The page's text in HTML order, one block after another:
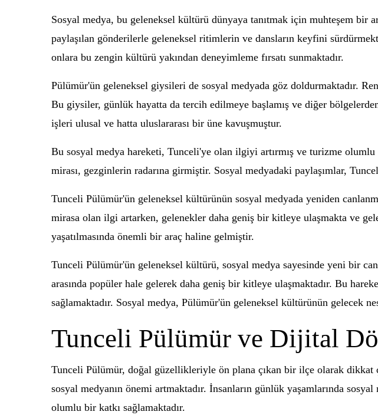
Sosyal medya, bu geleneksel kültürü dünyaya tanıtmak için muhteşem
paylaşılan gönderilerle geleneksel ritimlerin ve dansların keyfini
onlara bu zengin kültürü yakından deneyimleme fırsatı sunmaktadır.
Pülümür'ün geleneksel giysileri de sosyal medyada göz doldurmaktadır.
Bu giysiler, günlük hayatta da tercih edilmeye başlamış ve diğer
işleri ulusal ve hatta uluslararası bir üne kavuşmuştur.
Bu sosyal medya hareketi, Tunceli'ye olan ilgiyi artırmış ve turizme
mirası, gezginlerin radarına girmiştir. Sosyal medyadaki paylaşımlar,
Tunceli Pülümür'ün geleneksel kültürünün sosyal medyada yeniden
mirasa olan ilgi artarken, gelenekler daha geniş bir kitleye ulaşmakta ve
yaşatılmasında önemli bir araç haline gelmiştir.
Tunceli Pülümür'ün geleneksel kültürü, sosyal medya sayesinde yeni bir
arasında popüler hale gelerek daha geniş bir kitleye ulaşmaktadır. Bu
sağlamaktadır. Sosyal medya, Pülümür'ün geleneksel kültürünün gelecek
Tunceli Pülümür ve Dijital
Tunceli Pülümür, doğal güzellikleriyle ön plana çıkan bir ilçe olarak
sosyal medyanın önemi artmaktadır. İnsanların günlük yaşamlarında
olumlu bir katkı sağlamaktadır.